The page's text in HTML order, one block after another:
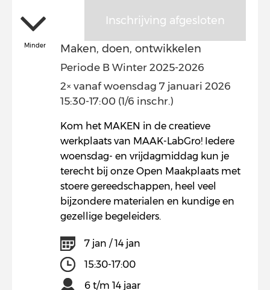
Inschrijving afgesloten
Minder Maken, doen, ontwikkelen
Periode B Winter 2025-2026
2× vanaf woensdag 7 januari 2026
15:30-17:00 (1/6 inschr.)
Kom het MAKEN in de creatieve
werkplaats van MAAK-LabGro! Iedere
woensdag- en vrijdagmiddag kun je
terecht bij onze Open Maakplaats met
stoere gereedschappen, heel veel
bijzondere materialen en kundige en
gezellige begeleiders.
7 jan / 14 jan
15:30-17:00
6 t/m 14 jaar